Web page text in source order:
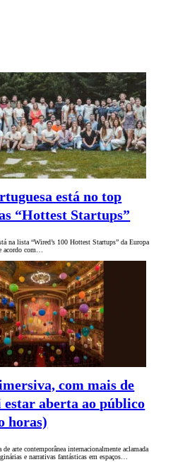
está no top
“Hottest Startups”
na lista “Wired’s 100 Hottest Startups” da Europa
acordo com…
com mais de
estar aberta ao público
horas)
arte contemporânea internacionalmente aclamada
e narrativas fantásticas em espaços…